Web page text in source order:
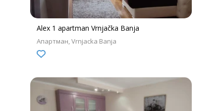
Alex 1 apartman Vrnjačka Banja
Апартман Vrnjacka Banja